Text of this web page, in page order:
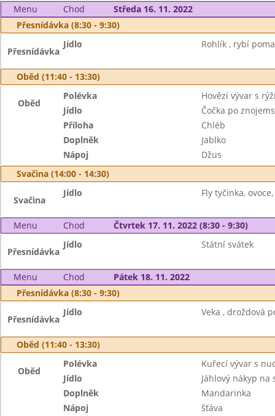
Menu Chod
Středa 16. 11. 2022
Přesnídávka (8:30 - 9:30)
Přesnídávka
Jídlo Rohlík , rybí
Oběd (11:40 - 13:30)
Oběd
Polévka
Hovězí vývar s
Jídlo
Čočka po
Příloha
Chléb
Doplněk
Jablko
Nápoj
Džus
Svačina (14:00 - 14:30)
Svačina
Jídlo Fly tyčinka,
Menu Chod Čtvrtek 17. 11. 2022 (8:30 - 9:30)
Přesnídávka
Jídlo Státní svátek
Menu Chod
Pátek 18. 11. 2022
Přesnídávka (8:30 - 9:30)
Přesnídávka
Jídlo Veka , droždová
Oběd (11:40 - 13:30)
Oběd
Polévka
Kuřecí vývar s
Jídlo
Jáhlový nákyp na
Doplněk
Mandarinka
Nápoj
šťáva